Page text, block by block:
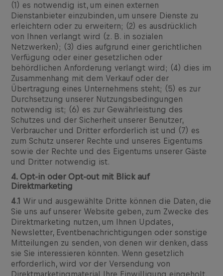
(1) es notwendig ist, um einen externen
Dienstanbieter einzubinden, um unsere Dienste zu
erleichtern oder zu erweitern; (2) es ausdrücklich
von Ihnen verlangt wird (z. B. in sozialen
Netzwerken); (3) dies aufgrund einer gerichtlichen
Verfügung oder einer gesetzlichen oder
behördlichen Anforderung verlangt wird; (4) dies im
Zusammenhang mit dem Verkauf oder der
Übertragung eines Unternehmens steht; (5) es zur
Durchsetzung unserer Nutzungsbedingungen
notwendig ist; (6) es zur Gewährleistung des
Schutzes und der Sicherheit unserer Benutzer,
Verbraucher und Dritter erforderlich ist und (7) es
zum Schutz unserer Rechte und unseres Eigentums
sowie der Rechte und des Eigentums unserer Gäste
und Dritter notwendig ist.
4. Opt-in oder Opt-out mit Blick auf
Direktmarketing
4.1 Wir und ausgewählte Dritte können die Daten, die
Sie uns auf unserer Website geben, zum Zwecke des
Direktmarketing nutzen, um Ihnen Updates,
Newsletter, Eventbenachrichtigungen oder sonstige
Mitteilungen zu senden, von denen wir denken, dass
sie Sie interessieren könnten. Wenn gesetzlich
erforderlich, wird vor der Versendung von
Direktmarketingmaterial Ihre Einwilligung eingeholt.